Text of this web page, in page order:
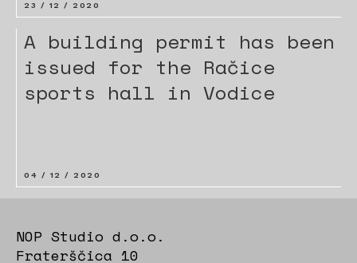
23 / 12 / 2020
A building permit has been
issued for the Račice
sports hall in Vodice
04 / 12 / 2020
NOP Studio d.o.o.
Fraterščica 10